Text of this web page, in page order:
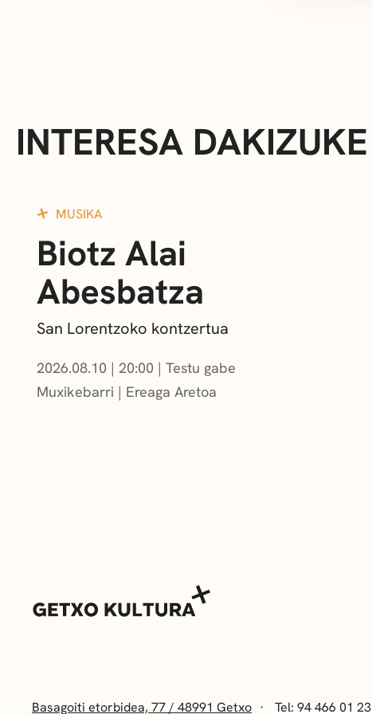
INTERESA DAKIZUKE
MUSIKA
Biotz Alai
Abesbatza
San Lorentzoko kontzertua
2026.08.10 | 20:00
Testu gabe
Muxikebarri | Ereaga Aretoa
Basagoiti etorbidea, 77 / 48991 Getxo Tel: 94 466 01 23